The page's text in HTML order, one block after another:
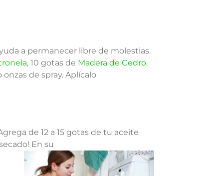
a permanecer libre de molestias.
, 10 gotas de Madera de Cedro,
de spray. Aplícalo
de 12 a 15 gotas de tu aceite
En su